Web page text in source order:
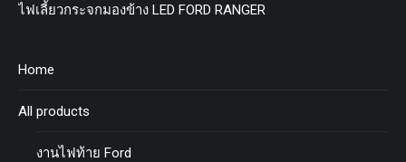
ไฟเลี้ยวกระจกมองข้าง LED FORD RANGER
Home
All products
งานไฟท้าย Ford